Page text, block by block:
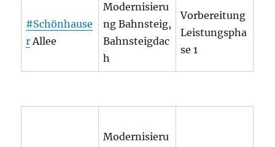
#Schönhause
rAllee
Modernisieru
ng Bahnsteig,
Bahnsteigdac
h
Vorbereitung
Leistungspha
se 1
Modernisieru